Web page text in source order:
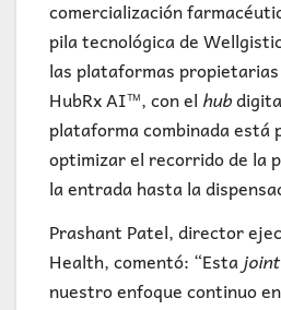
comercialización
pila tecnológica de
las plataformas
HubRx AI™, con el hub
plataforma combinada está
optimizar el recorrido de la
la entrada hasta la
Prashant Patel, director
Health, comentó: “Esta
nuestro enfoque continuo